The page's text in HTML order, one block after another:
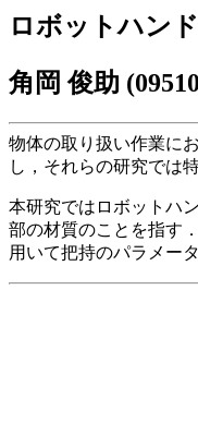
ロボットハン
角岡 俊助
物体の取り扱い作業に
し，それらの研究では
本研究ではロボットハ
部の材質のことを指す
用いて把持のパラメー